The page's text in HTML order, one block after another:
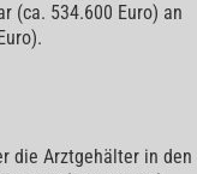
(ca. 534.600 Euro) an
die Arztgehälter in den